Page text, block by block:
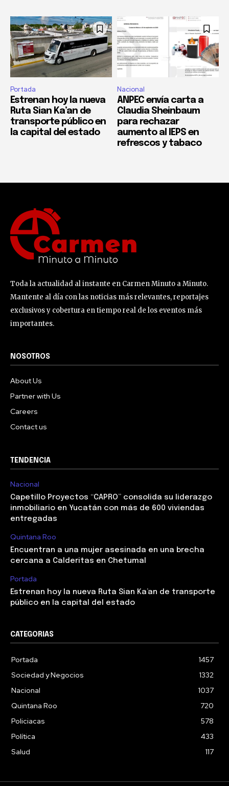
Portada
Estrenan hoy la nueva
Ruta Sian Ka’an de
transporte público en
la capital del estado
Nacional
ANPEC envía carta a
Claudia Sheinbaum
para rechazar
aumento al IEPS en
refrescos y tabaco
Toda la actualidad al instante en Carmen Minuto a Minuto.
Mantente al día con las noticias más relevantes, reportajes
exclusivos y cobertura en tiempo real de los eventos más
importantes.
NOSOTROS
About Us
Partner with Us
Careers
Contact us
TENDENCIA
Nacional
Capetillo Proyectos “CAPRO” consolida su liderazgo
inmobiliario en Yucatán con más de 600 viviendas
entregadas
Quintana Roo
Encuentran a una mujer asesinada en una brecha
cercana a Calderitas en Chetumal
Portada
Estrenan hoy la nueva Ruta Sian Ka’an de transporte
público en la capital del estado
CATEGORIAS
Portada
1457
Sociedad y Negocios
1332
Nacional
1037
Quintana Roo
720
Policiacas
578
Política
433
Salud
117